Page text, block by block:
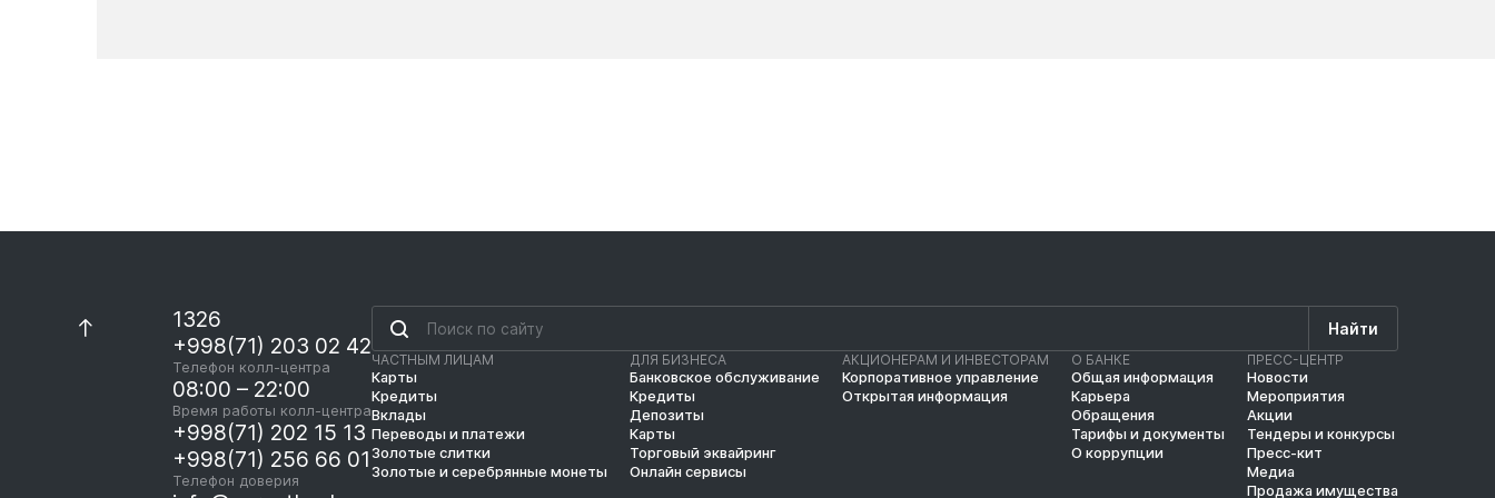
1326
+998(71) 203 02 42
Телефон колл-центра
08:00 – 22:00
Время работы колл-центра
+998(71) 202 15 13
+998(71) 256 66 01
Телефон доверия
Найти
ЧАСТНЫМ ЛИЦАМ
Карты
Кредиты
Вклады
Переводы и платежи
Золотые слитки
Золотые и серебрянные монеты
ДЛЯ БИЗНЕСА
Банковское обслуживание
Кредиты
Депозиты
Карты
Торговый эквайринг
Онлайн сервисы
АКЦИОНЕРАМ И ИНВЕСТОРАМ
Корпоративное управление
Открытая информация
О БАНКЕ
Общая информация
Карьера
Обращения
Тарифы и документы
О коррупции
ПРЕСС-ЦЕНТР
Новости
Мероприятия
Акции
Тендеры и конкурсы
Пресс-кит
Медиа
Продажа имущества